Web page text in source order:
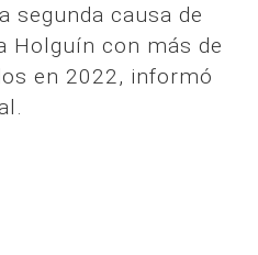
segunda causa de
Holguín con más de
en 2022, informó